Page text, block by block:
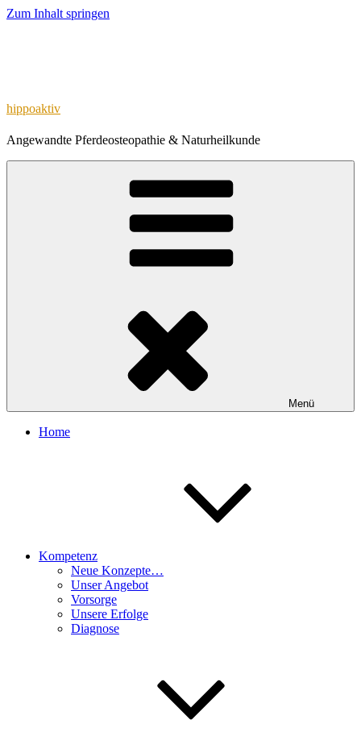
Zum Inhalt springen
hippoaktiv
Angewandte Pferdeosteopathie & Naturheilkunde
Menü
Home
Kompetenz
Neue Konzepte…
Unser Angebot
Vorsorge
Unsere Erfolge
Diagnose